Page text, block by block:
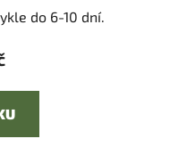
do 6-10 dní.